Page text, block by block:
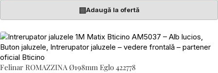
▤Adaugă la ofertă
Felinar ROMAZZINA Ø198mm Eglo 422778